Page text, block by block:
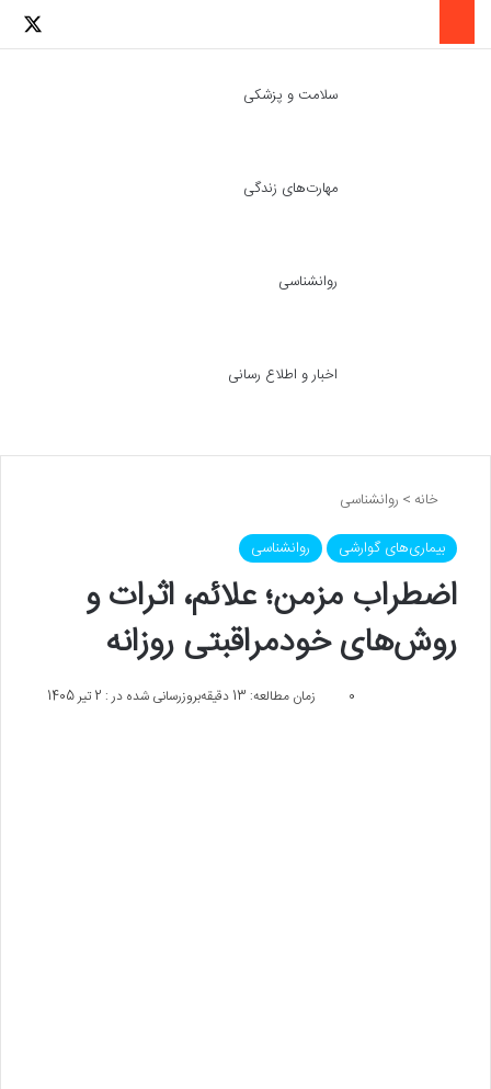
لینکدین
سلامت و پزشکی
مهارت‌های زندگی
روانشناسی
اخبار و اطلاع رسانی
خانه > روانشناسی
بیماری‌های گوارشی
روانشناسی
اضطراب مزمن؛ علائم، اثرات و
روش‌های خودمراقبتی روزانه
بروزرسانی شده در : 2 تیر 1405 0 زمان مطالعه: 13 دقیقه